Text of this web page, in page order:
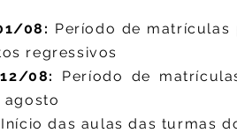
08: Período de
regressivos
08:
Período de
agosto
Início das aulas das turmas